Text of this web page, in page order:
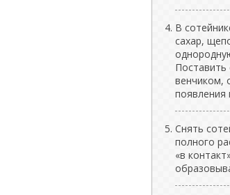
В
сахар,
Поставить
венчиком,
появления
Снять
полного
«в